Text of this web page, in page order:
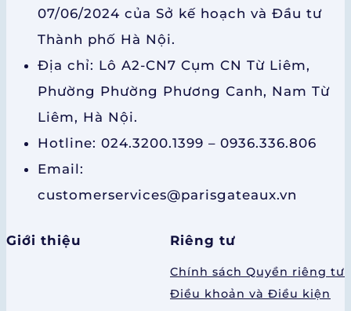
07/06/2024 của Sở kế hoạch và Đầu tư
Thành phố Hà Nội.
Địa chỉ: Lô A2-CN7 Cụm CN Từ Liêm,
Phường Phường Phương Canh, Nam Từ
Liêm, Hà Nội.
Hotline: 024.3200.1399 – 0936.336.806
Email:
customerservices@parisgateaux.vn
Giới thiệu Riêng tư
Chính sách Quyền riêng tư
Điều khoản và Điều kiện